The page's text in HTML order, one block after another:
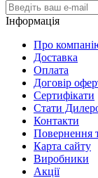
Інформація
Про
Доставка
Оплата
Договір
Сертифікати
Стати
Контакти
Повернення
Карта сайту
Виробники
Акції